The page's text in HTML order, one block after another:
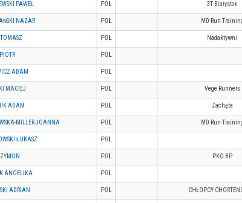
PAWEŁ POL 3T Białystok
NAZAR POL MD Run
POL Nadaktywni
POL
ADAM POL
MACIEJ POL Vege Runners
ADAM POL Zachęta
MILLER JOANNA POL MD Run
ŁUKASZ POL
POL PKO BP
ANGELIKA POL
ADRIAN POL CHŁOPCY